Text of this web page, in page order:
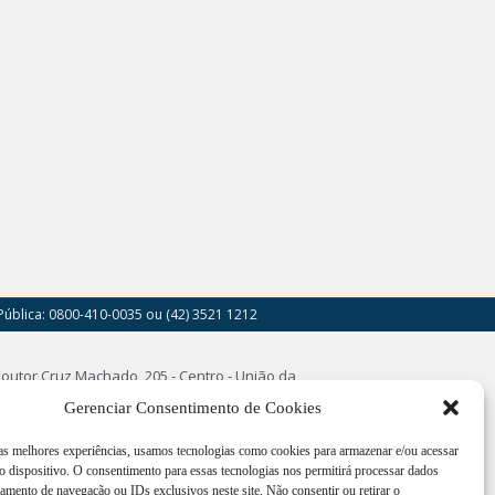
Gerenciar Consentimento de Cookies
melhores experiências, usamos tecnologias como cookies para armazenar e/ou acessar
dispositivo. O consentimento para essas tecnologias nos permitirá processar dados
de navegação ou IDs exclusivos neste site. Não consentir ou retirar o
0800-410-0035 ou (42) 3521 1212
Cruz Machado, 205 - Centro - União da
de segunda a sexta-feira das 12:00h às